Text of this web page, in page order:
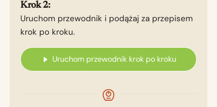
Krok 2:
Uruchom przewodnik i podążaj za przepisem
krok po kroku.
Uruchom przewodnik krok po kroku